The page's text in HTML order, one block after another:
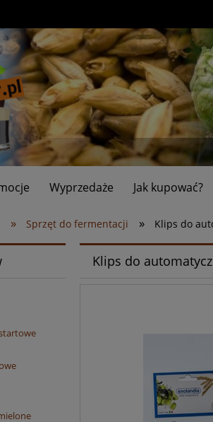
Wyprzedaże Jak kupować?
» Sprzęt do fermentacji » Klips do
Klips do